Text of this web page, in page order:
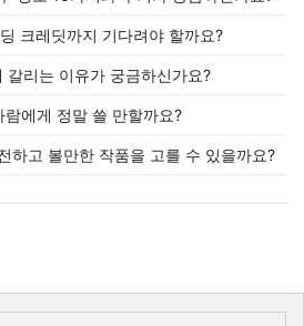
크레딧까지 기다려야 할까요?
갈리는 이유가 궁금하신가요?
에게 정말 쓸 만할까요?
하고 볼만한 작품을 고를 수 있을까요?